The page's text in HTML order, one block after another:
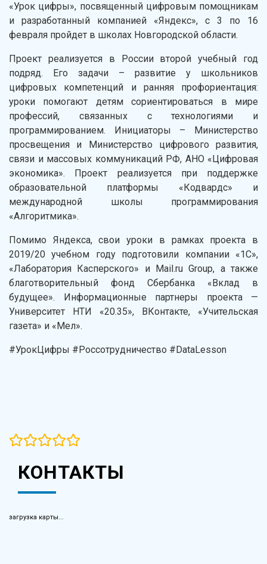
«Урок цифры», посвященный цифровым помощникам
и разработанный компанией «Яндекс», с 3 по 16
февраля пройдет в школах Новгородской области.
Проект реализуется в России второй учебный год
подряд. Его задачи – развитие у школьников
цифровых компетенций и ранняя профориентация:
уроки помогают детям сориентироваться в мире
профессий, связанных с технологиями и
программированием. Инициаторы – Министерство
просвещения и Министерство цифрового развития,
связи и массовых коммуникаций РФ, АНО «Цифровая
экономика». Проект реализуется при поддержке
образовательной платформы «Кодвардс» и
международной школы программирования
«Алгоритмика».
Помимо Яндекса, свои уроки в рамках проекта в
2019/20 учебном году подготовили компании «1С»,
«Лаборатория Касперского» и Mail.ru Group, а также
благотворительный фонд Сбербанка «Вклад в
будущее». Информационные партнеры проекта —
Университет НТИ «20.35», ВКонтакте, «Учительская
газета» и «Мел».
#УрокЦифры #Россотрудничество #DataLesson
КОНТАКТЫ
загрузка карты...